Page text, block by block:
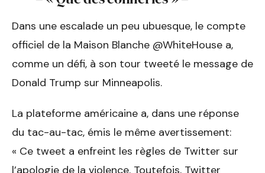
Dans une escalade un peu ubuesque, le compte
officiel de la Maison Blanche @WhiteHouse a,
comme un défi, à son tour tweeté le message de
Donald Trump sur Minneapolis.
La plateforme américaine a, dans une réponse
du tac-au-tac, émis le même avertissement:
« Ce tweet a enfreint les règles de Twitter sur
l’apologie de la violence. Toutefois, Twitter